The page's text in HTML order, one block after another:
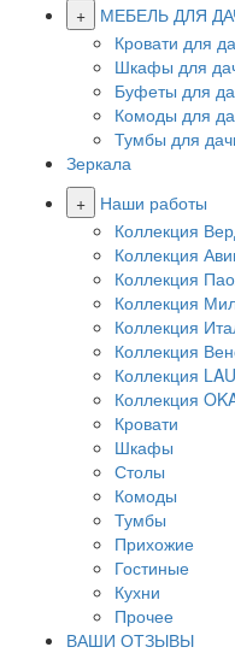
+
МЕБЕЛЬ ДЛЯ
Кровати для
Шкафы для
Буфеты для
Комоды для
Тумбы для
Зеркала
+
Наши работы
Коллекция
Коллекция
Коллекция
Коллекция
Коллекция
Коллекция
Коллекция
Коллекция
Кровати
Шкафы
Столы
Комоды
Тумбы
Прихожие
Гостиные
Кухни
Прочее
ВАШИ ОТЗЫВЫ